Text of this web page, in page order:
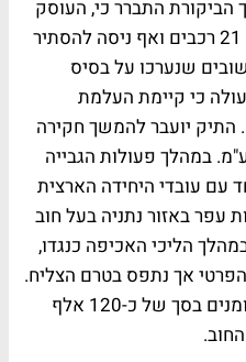
הביקורת התברר כי, העוסק
לא רשם הכנסות עבור שטיפת 21 רכבים ואף ניסה להסתיר
שנערכו על בסיס
כי קיימת העלמת
שקלים. התיק יועבר להמשך חקירה
במהלך פעולות הגבייה
עם עובדי היחידה הארצית
עפר באזור נתניה בעל חוב
במהלך הליכי האכיפה כנגדו,
אך נתפס בטרם הצליח.
בהמשך, לאחר שנתפסו גם מזומנים בסך של כ-120 אלף